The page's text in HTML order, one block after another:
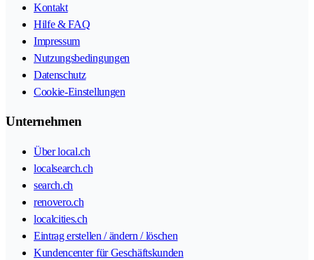
Kontakt
Hilfe & FAQ
Impressum
Nutzungsbedingungen
Datenschutz
Cookie-Einstellungen
Unternehmen
Über local.ch
localsearch.ch
search.ch
renovero.ch
localcities.ch
Eintrag erstellen / ändern / löschen
Kundencenter für Geschäftskunden